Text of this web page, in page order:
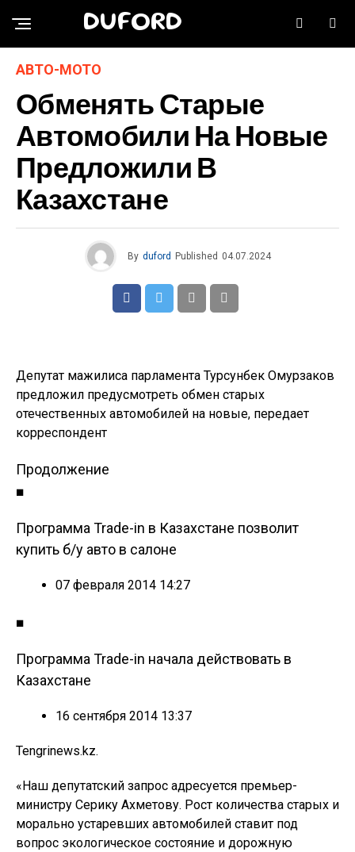
DUFORD
АВТО-МОТО
Обменять Старые
Автомобили На Новые
Предложили В
Казахстане
By duford Published 04.07.2024
Депутат мажилиса парламента Турсунбек Омурзаков
предложил предусмотреть обмен старых
отечественных автомобилей на новые, передает
корреспондент
Продолжение
■
Программа Trade-in в Казахстане позволит
купить б/у авто в салоне
07 февраля 2014 14:27
■
Программа Trade-in начала действовать в
Казахстане
16 сентября 2014 13:37
Tengrinews.kz.
«Наш депутатский запрос адресуется премьер-
министру Серику Ахметову. Рост количества старых и
морально устаревших автомобилей ставит под
вопрос экологическое состояние и дорожную